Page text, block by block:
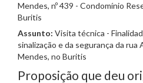
Mendes, nº 439 - Condomínio
Buritis
Assunto: Visita técnica -
sinalização e da segurança da
Mendes, no Buritis
Proposição que deu